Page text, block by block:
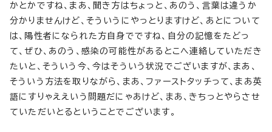
かとかですね、まあ、聞き方はちょっと、あのう、言葉は違うか
分かりませんけど、そういうにやっとりますけど、あとについて
は、陽性者になられた方自身でですね、自分の記憶をたどっ
て、ぜひ、あのう、感染の可能性があるとこへ連絡していただき
たいと、そういう今、今はそういう状況でございますが、まあ、
そういう方法を取りながら、まあ、ファーストタッチって、まあ英
語にすりゃええいう問題だにゃあけど、まあ、きちっとやらさせ
ていただいとるということでございます。